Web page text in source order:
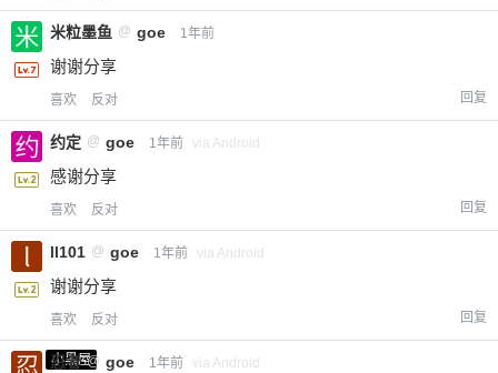
米粒墨鱼 @ goe 1年前
谢谢分享
喜欢 反对 回复
约定 @ goe 1年前 via Android
感谢分享
喜欢 反对 回复
ll101 @ goe 1年前 via Android
谢谢分享
喜欢 反对 回复
小黑屋
忍者 @ goe 1年前 via Android